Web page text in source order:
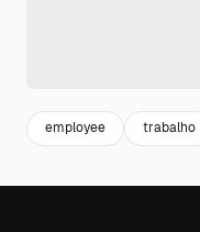
employee trabalho